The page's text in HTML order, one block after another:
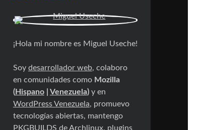
¡Hola mi nombre es Miguel Useche!
Soy desarrollador web, colaboro
en comunidades como Mozilla
(Hispano| Venezuela)y en
WordPress Venezuela, promuevo
tecnologías abiertas, mantengo
PKGBUILDS de Archlinux, plugins